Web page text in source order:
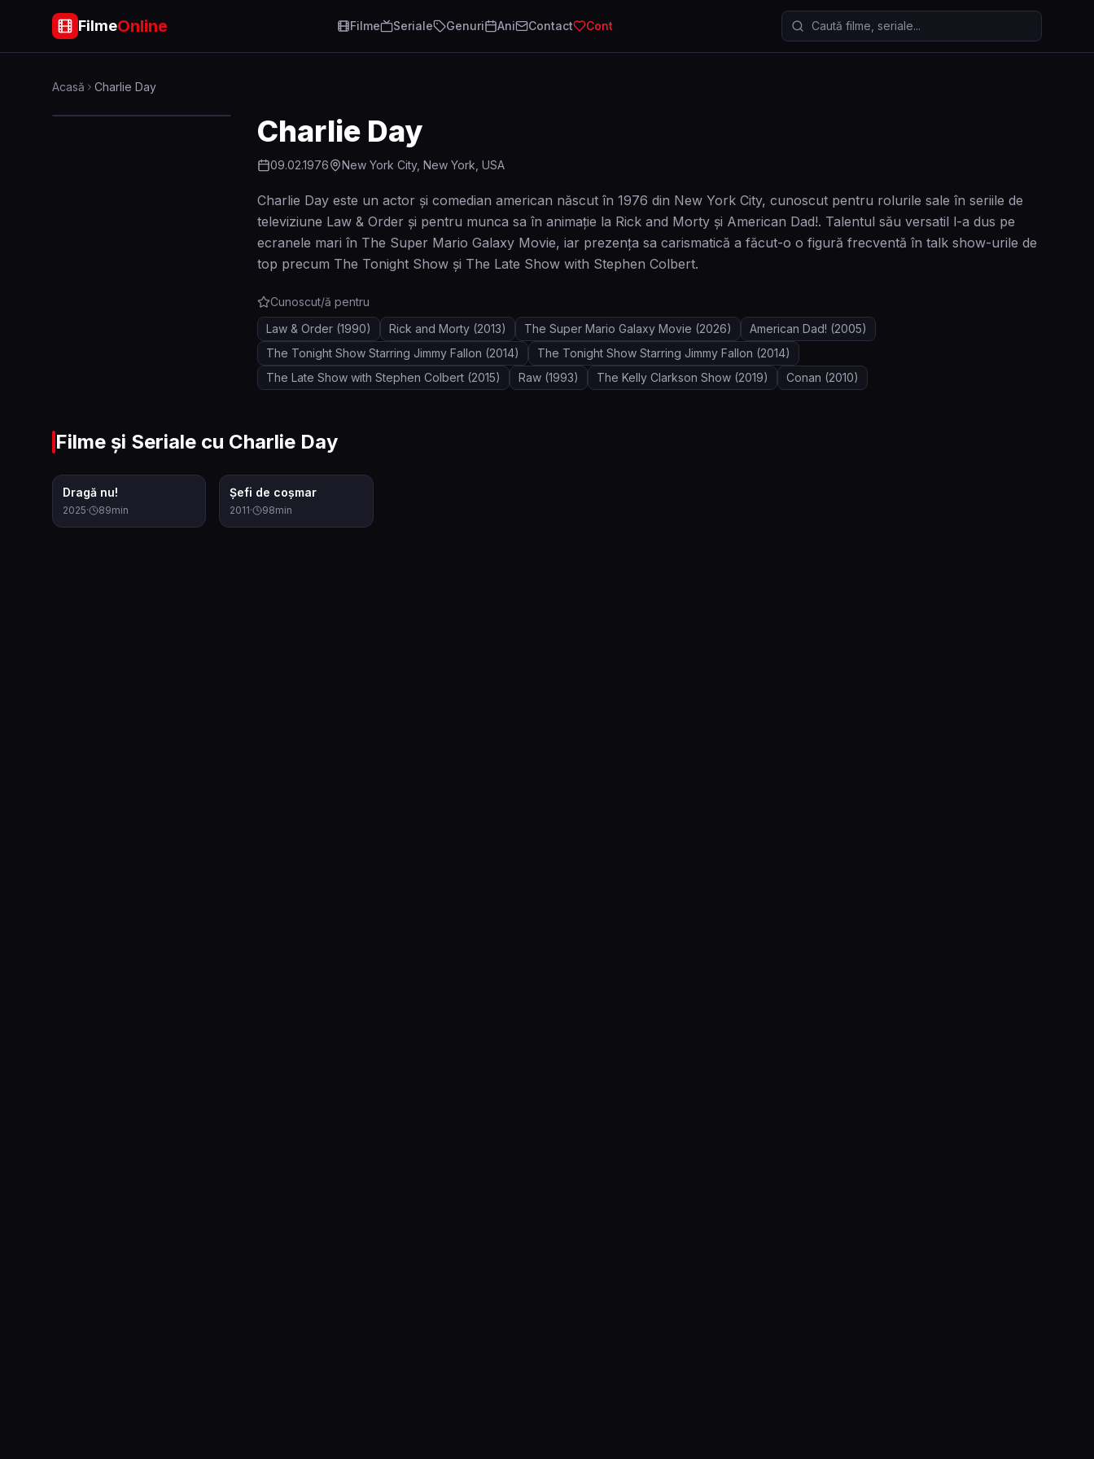
FilmeOnline Filme Seriale Genuri Ani Contact Cont Caută filme și seriale
Acasă Charlie Day
Charlie Day
09.02.1976 New York City, New York, USA
Charlie Day este un actor și comedian american născut în 1976 din New York City, cunoscut pentru rolurile sale în seriile de
televiziune Law & Order și pentru munca sa în animație la Rick and Morty și American Dad!. Talentul său versatil l-a dus pe
ecranele mari în The Super Mario Galaxy Movie, iar prezența sa carismatică a făcut-o o figură frecventă în talk show-urile de
top precum The Tonight Show și The Late Show with Stephen Colbert.
Cunoscut/ă pentru
Law & Order (1990) Rick and Morty (2013) The Super Mario Galaxy Movie (2026) American Dad! (2005)
The Tonight Show Starring Jimmy Fallon (2014) The Tonight Show Starring Jimmy Fallon (2014)
The Late Show with Stephen Colbert (2015) Raw (1993) The Kelly Clarkson Show (2019) Conan (2010)
Filme și Seriale cu Charlie Day
Dragă nu!
2025· 89min
Șefi de coșmar
2011· 98min